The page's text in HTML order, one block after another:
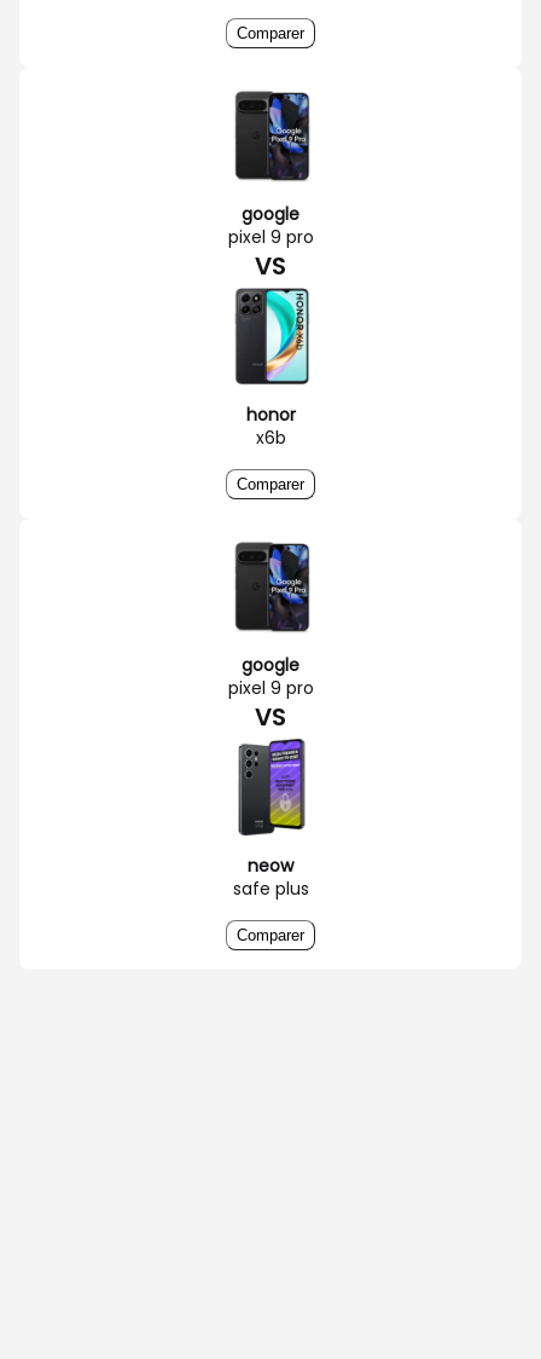
Comparer
google
pixel 9 pro
VS
honor
x6b
Comparer
google
pixel 9 pro
VS
neow
safe plus
Comparer